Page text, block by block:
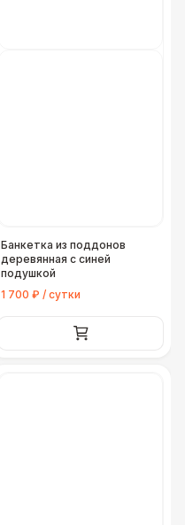
Банкетка из поддонов
деревянная с синей
подушкой
1 700 ₽ / сутки